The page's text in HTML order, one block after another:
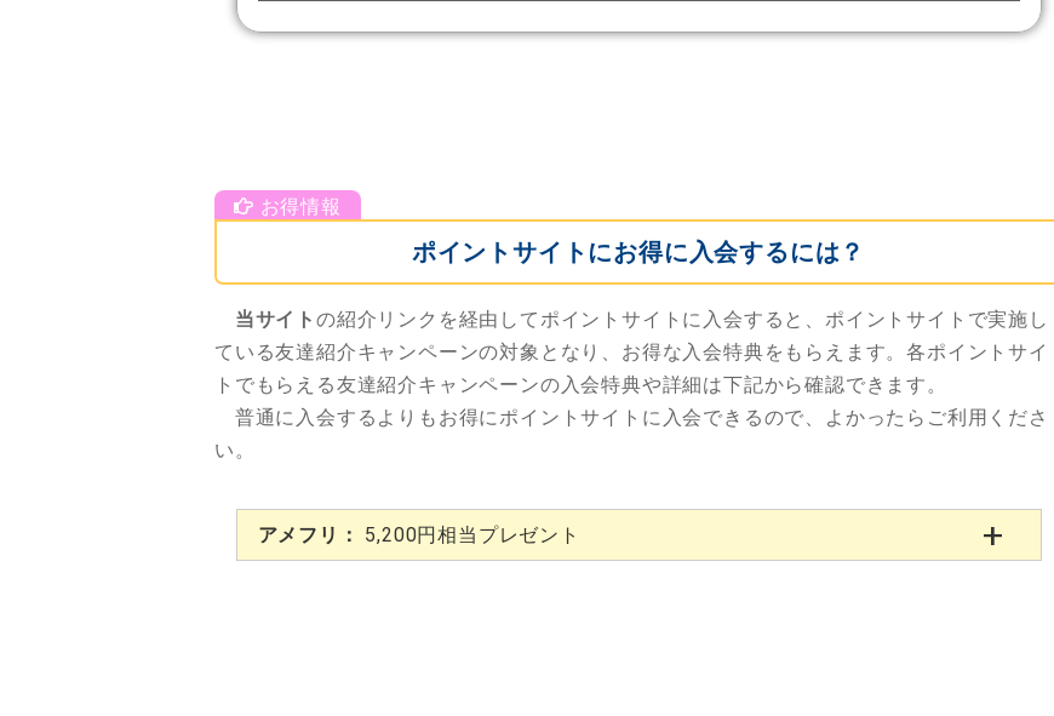
ポイントサイトにお得に入会するには？
当サイトの紹介リンクを経由してポイントサイトに入会すると、ポイントサイトで実施し
ている友達紹介キャンペーンの対象となり、お得な入会特典をもらえます。各ポイントサイ
トでもらえる友達紹介キャンペーンの入会特典や詳細は下記から確認できます。
普通に入会するよりもお得にポイントサイトに入会できるので、よかったらご利用くださ
い。
アメフリ： 5,200円相当プレゼント